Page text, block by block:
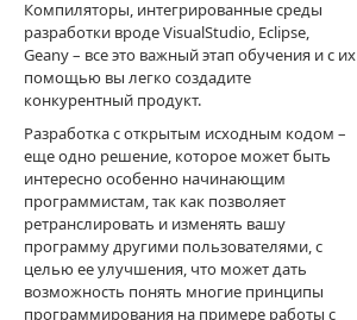
Компиляторы, интегрированные среды
разработки вроде VisualStudio, Eclipse,
Geany – все это важный этап обучения и с их
помощью вы легко создадите
конкурентный продукт.
Разработка с открытым исходным кодом –
еще одно решение, которое может быть
интересно особенно начинающим
программистам, так как позволяет
ретранслировать и изменять вашу
программу другими пользователями, с
целью ее улучшения, что может дать
возможность понять многие принципы
программирования на примере работы с